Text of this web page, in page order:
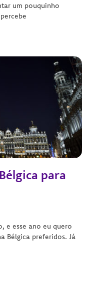
um pouquinho
para
e esse ano eu quero
Bélgica preferidos. Já